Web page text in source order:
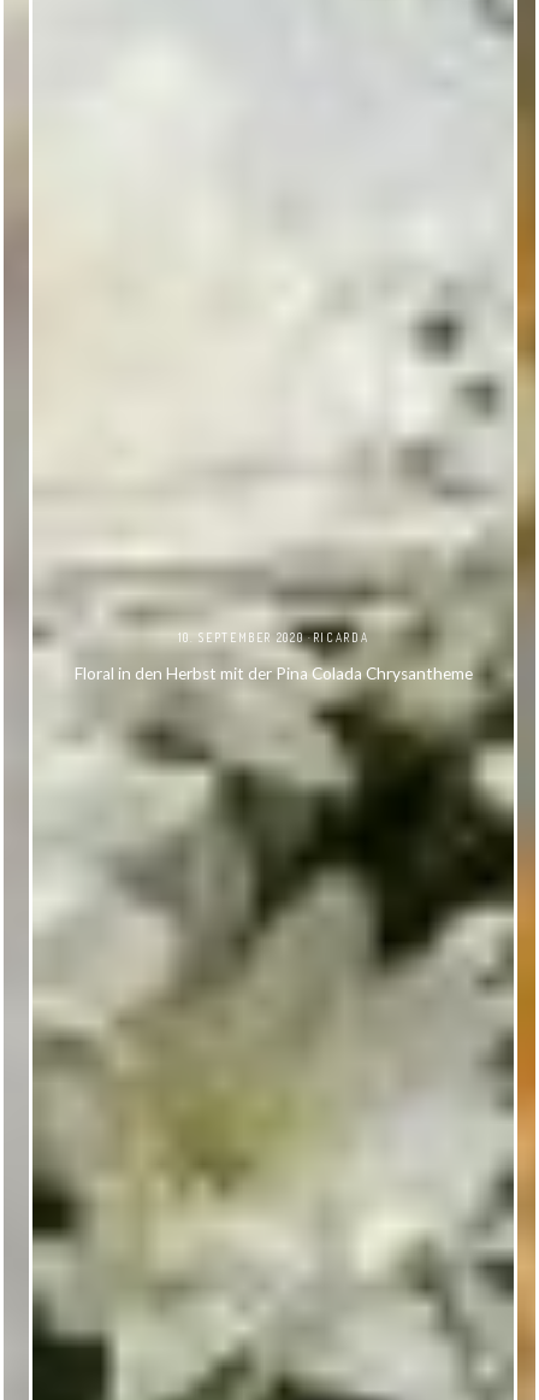
10. SEPTEMBER 2020 RICARDA
Floral in den Herbst mit der Pina Colada Chrysantheme